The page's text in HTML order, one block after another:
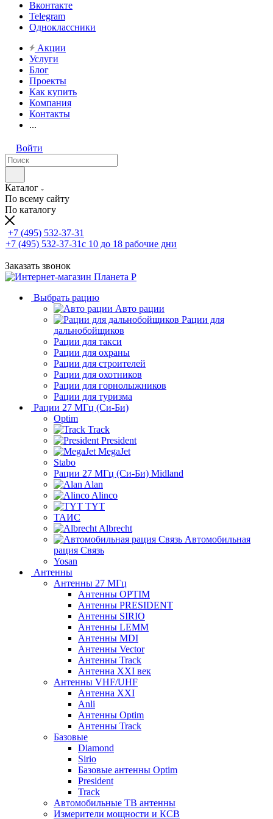
Вконтакте
Telegram
Одноклассники
Акции
Услуги
Блог
Проекты
Как купить
Компания
Контакты
...
Войти
Каталог
По всему сайту
По каталогу
+7 (495) 532-37-31
+7 (495) 532-37-31с 10 до 18 рабочие дни
Заказать звонок
Выбрать рацию
Авто рации
Рации для
дальнобойщиков
Рации для такси
Рации для охраны
Рации для строителей
Рации для охотников
Рации для горнолыжников
Рации для туризма
Рации 27 МГц (Си-Би)
Optim
Track
President
MegaJet
Stabo
Рации 27 МГц (Си-Би) Midland
Alan
Alinco
TYT
ТАИС
Albrecht
Автомобильная
рация Связь
Yosan
Антенны
Антенны 27 МГц
Антенны OPTIM
Антенны PRESIDENT
Антенны SIRIO
Антенны LEMM
Антенны MDI
Антенны Vector
Антенны Track
Антенна XXI век
Антенны VHF/UHF
Антенна XXI
Anli
Антенны Optim
Антенны Track
Базовые
Diamond
Sirio
Базовые антенны Optim
President
Track
Автомобильные ТВ антенны
Измерители мощности и КСВ